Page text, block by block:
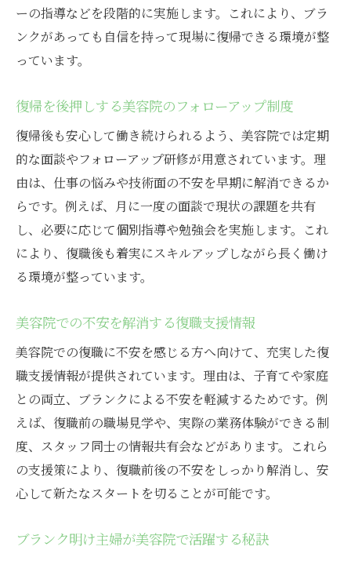
ーの指導などを段階的に実施します。これにより、ブラ
ンクがあっても自信を持って現場に復帰できる環境が整
っています。
復帰を後押しする美容院のフォローアップ制度
復帰後も安心して働き続けられるよう、美容院では定期
的な面談やフォローアップ研修が用意されています。理
由は、仕事の悩みや技術面の不安を早期に解消できるか
らです。例えば、月に一度の面談で現状の課題を共有
し、必要に応じて個別指導や勉強会を実施します。これ
により、復職後も着実にスキルアップしながら長く働け
る環境が整っています。
美容院での不安を解消する復職支援情報
美容院での復職に不安を感じる方へ向けて、充実した復
職支援情報が提供されています。理由は、子育てや家庭
との両立、ブランクによる不安を軽減するためです。例
えば、復職前の職場見学や、実際の業務体験ができる制
度、スタッフ同士の情報共有会などがあります。これら
の支援策により、復職前後の不安をしっかり解消し、安
心して新たなスタートを切ることが可能です。
ブランク明け主婦が美容院で活躍する秘訣